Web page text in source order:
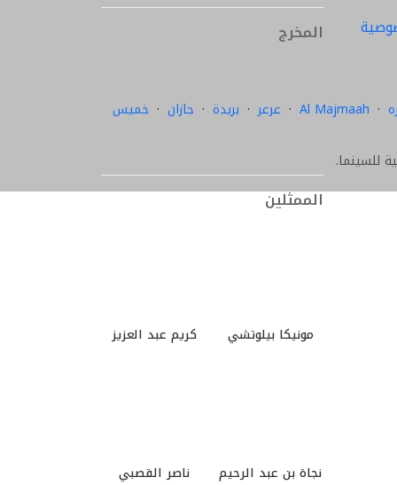
المخرج
الممثلين
مونيكا بيلوتشي كريم عبد العزيز
نجاة بن عبد الرحيم ناصر القصبي
·
Al Majmaah
· عرعر · بريدة · جازان · خميس